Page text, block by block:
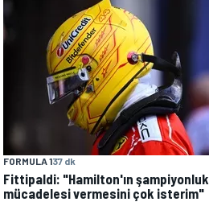
FORMULA 137 dk
Fittipaldi: "Hamilton'ın şampiyonluk
mücadelesi vermesini çok isterim"